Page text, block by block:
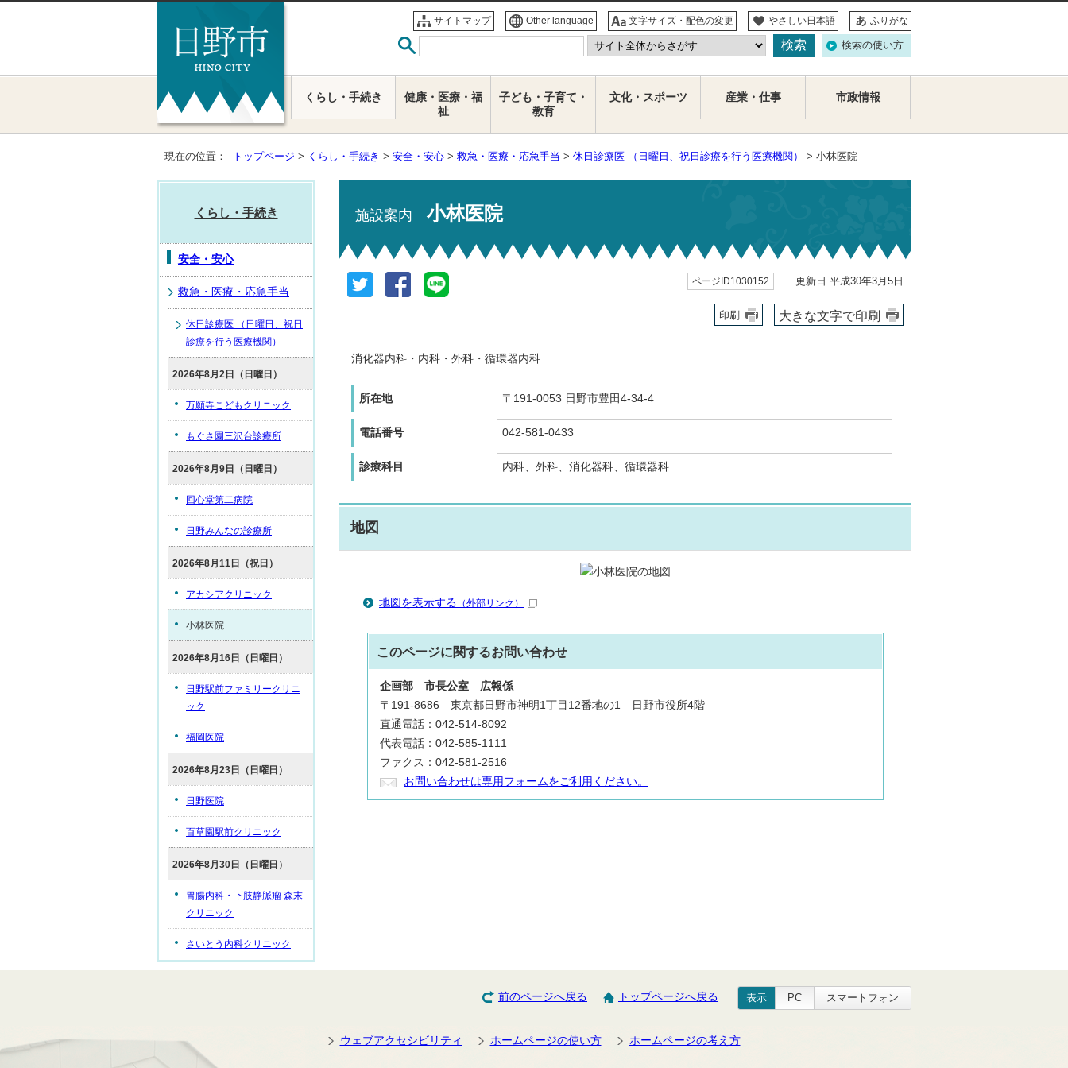
サイトマップ Other language 文字サイズ・配色の変更 やさしい日本語 ふりがな
検索の使い方
くらし・手続き
健康・医療・福
祉
子ども・子育て・
教育
文化・スポーツ 産業・仕事 市政情報
現在の位置： トップページ > くらし・手続き > 安全・安心 > 救急・医療・応急手当 > 休日診療医 （日曜日、祝日診療を行う医療機関） > 小林医院
施設案内 小林医院
ページID1030152 更新日 平成30年3月5日
印刷 大きな文字で印刷
消化器内科・内科・外科・循環器内科
所在地 〒191-0053 日野市豊田4-34-4
電話番号 042-581-0433
診療科目 内科、外科、消化器科、循環器科
地図
地図を表示する （外部リンク）
このページに関するお問い合わせ
企画部 市長公室 広報係
〒191-8686 東京都日野市神明1丁目12番地の1 日野市役所4階
直通電話：042-514-8092
代表電話：042-585-1111
ファクス：042-581-2516
お問い合わせは専用フォームをご利用ください。
くらし・手続き
安全・安心
救急・医療・応急手当
休日診療医 （日曜日、祝日
診療を行う医療機関）
2026年8月2日（日曜日）
万願寺こどもクリニック
もぐさ園三沢台診療所
2026年8月9日（日曜日）
回心堂第二病院
日野みんなの診療所
2026年8月11日（祝日）
アカシアクリニック
小林医院
2026年8月16日（日曜日）
日野駅前ファミリークリニ
ック
福岡医院
2026年8月23日（日曜日）
日野医院
百草園駅前クリニック
2026年8月30日（日曜日）
胃腸内科・下肢静脈瘤 森末
クリニック
さいとう内科クリニック
前のページへ戻る トップページへ戻る 表示 PC スマートフォン
ウェブアクセシビリティ ホームページの使い方 ホームページの考え方